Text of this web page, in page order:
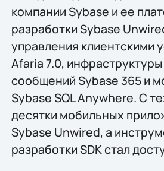
компании Sybase и ее
разработки Sybase
управления клиентскими
Afaria 7.0,
сообщений Sybase 365 и
Sybase SQL Anywhere. С
десятки мобильных
Sybase Unwired, а
разработки SDK стал